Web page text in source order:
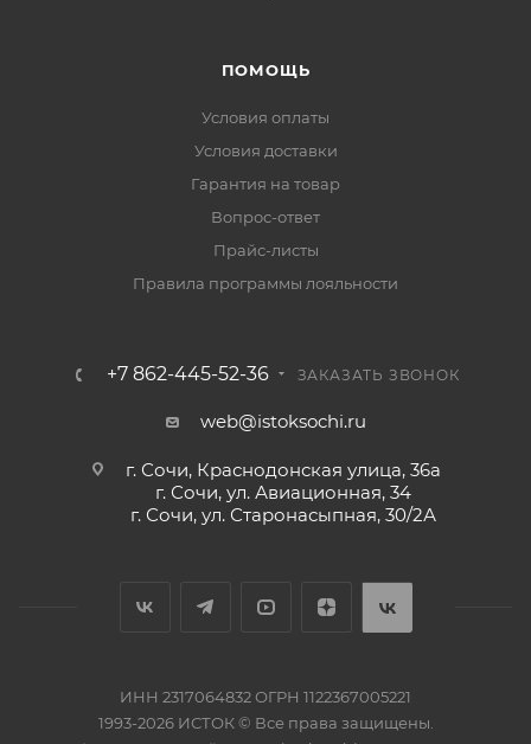
ПОМОЩЬ
Условия оплаты
Условия доставки
Гарантия на товар
Вопрос-ответ
Прайс-листы
Правила программы лояльности
+7 862-445-52-36 ЗАКАЗАТЬ ЗВОНОК
web@istoksochi.ru
г. Сочи, Краснодонская улица, 36а
г. Сочи, ул. Авиационная, 34
г. Сочи, ул. Старонасыпная, 30/2А
ИНН 2317064832 ОГРН 1122367005221
1993-2026 ИСТОК © Все права защищены.